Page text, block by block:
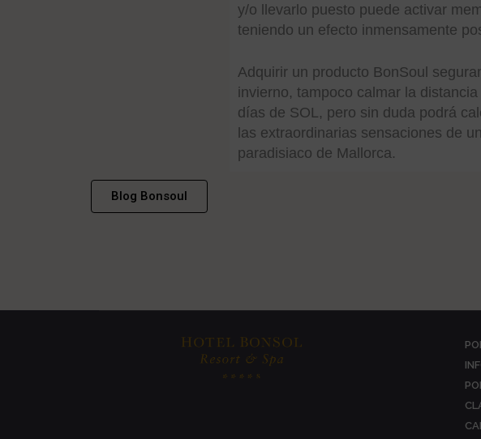
y/o llevarlo puesto puede activar
teniendo un efecto inmensamente
Adquirir un producto BonSoul
invierno, tampoco calmar la
días de SOL, pero sin duda podrá
las extraordinarias sensaciones de
paradisiaco de Mallorca.
Blog Bonsoul